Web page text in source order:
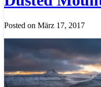
Posted on März 17, 2017